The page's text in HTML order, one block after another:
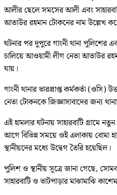
আলীর ছেলে সমসের আলী এবং
আতাউর রহমান টোকনের নাম উল্লেখ
ঘটনার পর দুপুরে গাংনী থানা পুলিশের
চালিয়ে আওয়ামী লীগ নেতা আতাউর
যায়।
গাংনী থানার ভারপ্রাপ্ত কর্মকর্তা
নেতা টোকনকে জিজ্ঞাসাবাদের জন্য
এই হামলার ঘটনায় সাহারবাটি গ্রামে
আগে বিভিন্ন সময়ে ওই এলাকায় বোমা
স্থানীয়দের মধ্যে উদ্বেগ তৈরি হয়েছিল।
পুলিশ ও স্থানীয় সূত্রে জানা গেছে,
সাহারবাটি ও ভাটপাড়ার মাঝামাঝি